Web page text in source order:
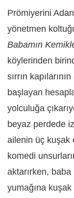
Prömiyerini
yönetmen
Babamın
köylerinden
sırrın
başlayan
yolculuğa
beyaz perdede
ailenin üç kuşak
komedi
aktarırken,
yumağına kuşak